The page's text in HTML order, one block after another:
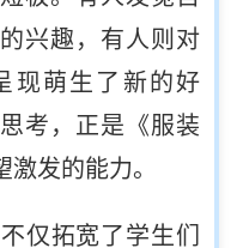
兴趣，有人则对
现萌生了新的好
考，正是《服装
发的能力。
仅拓宽了学生们